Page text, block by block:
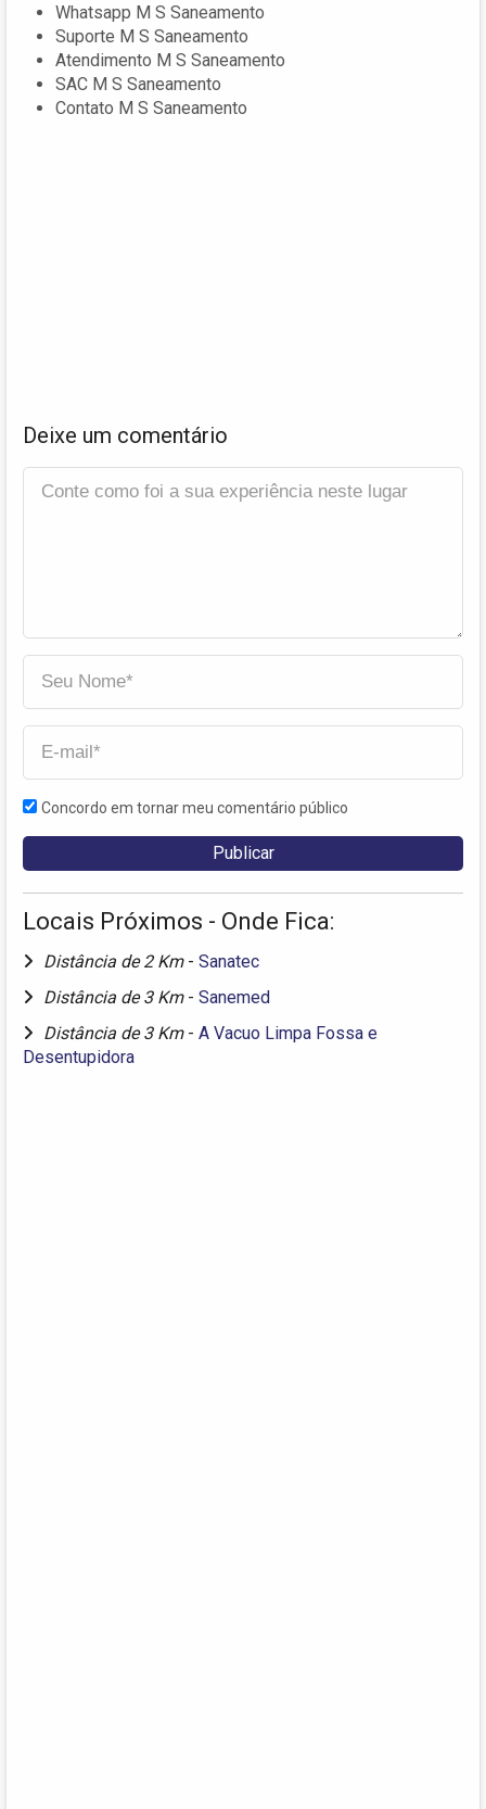
Whatsapp M S Saneamento
Suporte M S Saneamento
Atendimento M S Saneamento
SAC M S Saneamento
Contato M S Saneamento
Deixe um comentário
Concordo em tornar meu comentário público
Locais Próximos - Onde Fica:
Distância de 2 Km - Sanatec
Distância de 3 Km - Sanemed
Distância de 3 Km - A Vacuo Limpa Fossa e
Desentupidora